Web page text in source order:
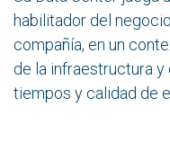
habilitador del
compañía, en un
de la infraestructura
tiempos y calidad de